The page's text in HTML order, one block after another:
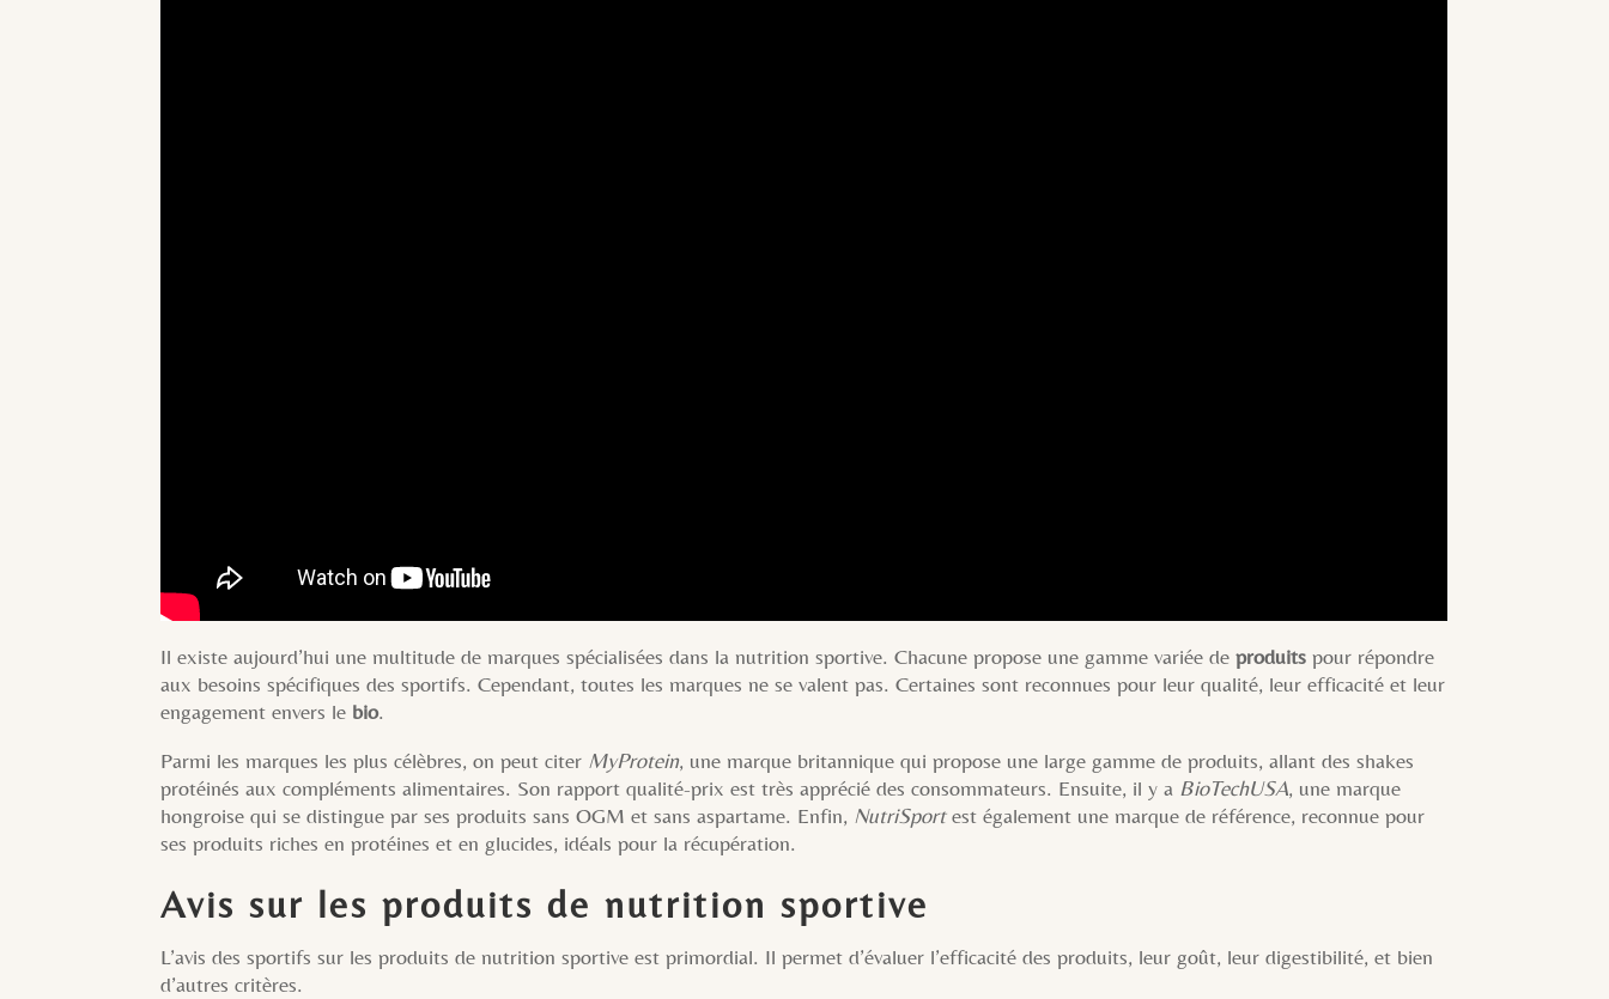
Il existe aujourd’hui une multitude de marques spécialisées dans la nutrition sportive. Chacune propose une gamme variée deproduits pour répondre
aux besoins spécifiques des sportifs. Cependant, toutes les marques ne se valent pas. Certaines sont reconnues pour leur qualité, leur efficacité et leur
engagement envers le bio.
Parmi les marques les plus célèbres, on peut citer MyProtein, une marque britannique qui propose une large gamme de produits, allant des shakes
protéinés aux compléments alimentaires. Son rapport qualité-prix est très apprécié des consommateurs. Ensuite, il y a BioTechUSA, une marque
hongroise qui se distingue par ses produits sans OGM et sans aspartame. Enfin, NutriSportest également une marque de référence, reconnue pour
ses produits riches en protéines et en glucides, idéals pour la récupération.
Avis sur les produits de nutrition sportive
L’avis des sportifs sur les produits de nutrition sportive est primordial. Il permet d’évaluer l’efficacité des produits, leur goût, leur digestibilité, et bien
d’autres critères.